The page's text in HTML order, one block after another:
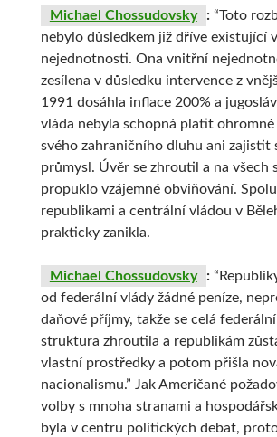
Michael Chossudovsky :“Toto
nebylo důsledkem již dříve existující
nejednotnosti. Ona vnitřní
zesílena v důsledku intervence z
1991 dosáhla inflace 200% a
vláda nebyla schopná platit ohromné
svého zahraničního dluhu ani zajistit
průmysl. Úvěr se zhroutil a na všech
propuklo vzájemné obviňování.
republikami a centrální vládou v
prakticky zanikla.
Michael Chossudovsky :
od federální vlády žádné peníze,
daňové příjmy, takže se celá
struktura zhroutila a republikám
vlastní prostředky a potom přišla
nacionalismu.” Jak Američané
volby s mnoha stranami a
byla v centru politických debat,